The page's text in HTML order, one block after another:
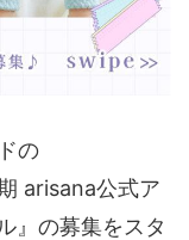
の
arisana公式ア
』の募集をスタ